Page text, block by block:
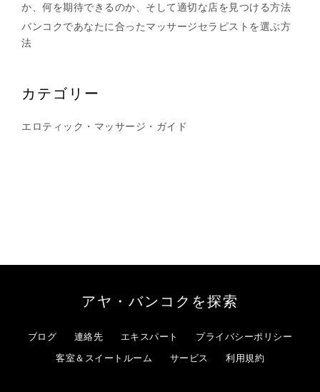
か、何を期待できるのか、そして適切な店を見つける方法
バンコクであなたに合ったマッサージセラピストを選ぶ方
法
カテゴリー
エロティック・マッサージ・ガイド
アヤ・バンコクを探索
ブログ 連絡先 エキスパート
プライバシーポリシー
客室＆スイートルーム
サービス 利用規約